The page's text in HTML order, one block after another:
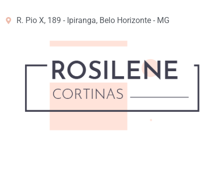
R. Pio X, 189 - Ipiranga, Belo Horizonte - MG